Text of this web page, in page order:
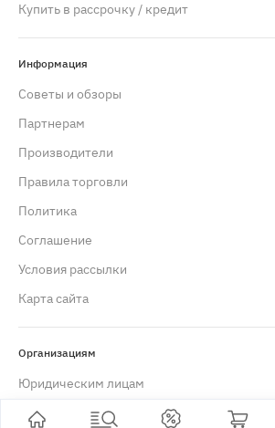
Купить в рассрочку / кредит
Информация
Советы и обзоры
Партнерам
Производители
Правила торговли
Политика
Cоглашение
Условия рассылки
Карта сайта
Организациям
Юридическим лицам